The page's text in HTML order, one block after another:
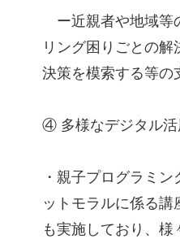
ー近親者や地域等
リング困りごとの
決策を模索する等の
④ 多様なデジタル活
・親子プログラミ
ットモラルに係る
も実施しており、様